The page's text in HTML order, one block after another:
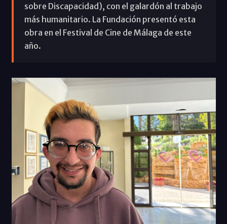
sobre Discapacidad), con el galardón al trabajo
más humanitario. La Fundación presentó esta
obra en el Festival de Cine de Málaga de este
año.